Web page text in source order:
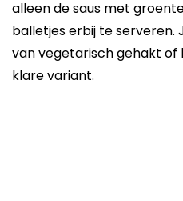
alleen de saus met
balletjes erbij te serveren.
van vegetarisch gehakt of
klare variant.